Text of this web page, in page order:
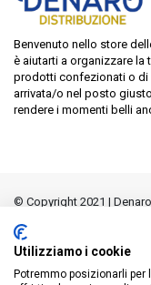
Benvenuto nello store
è aiutarti a organizzare la
prodotti confezionati o di
arrivata/o nel posto
rendere i momenti belli
© Copyright 2021 |
Utilizziamo i cookie
Potremmo posizionarli